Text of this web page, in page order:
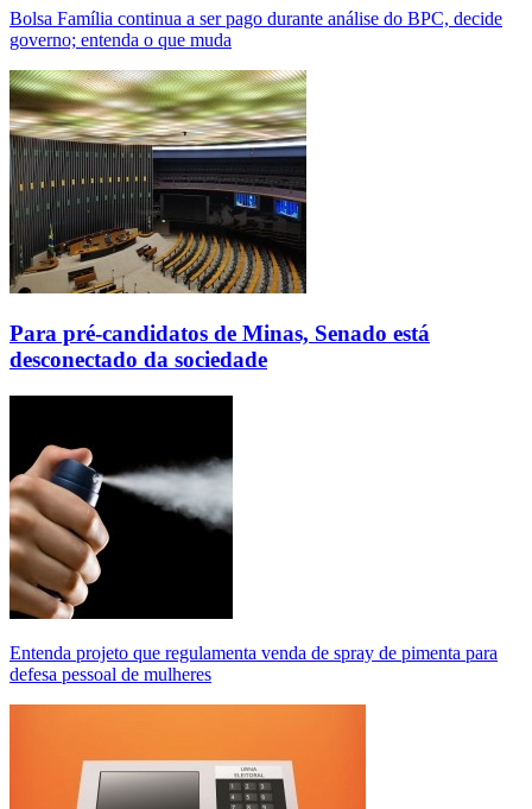
Bolsa Família continua a ser pago durante análise do BPC, decide
governo; entenda o que muda
Para pré-candidatos de Minas, Senado está
desconectado da sociedade
Entenda projeto que regulamenta venda de spray de pimenta para
defesa pessoal de mulheres